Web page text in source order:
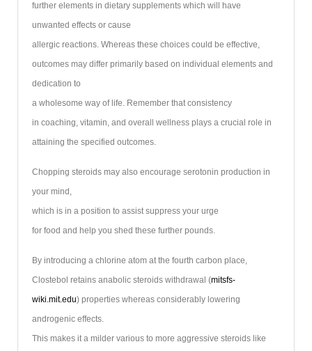
further elements in dietary supplements which will have
unwanted effects or cause
allergic reactions. Whereas these choices could be effective,
outcomes may differ primarily based on individual elements and
dedication to
a wholesome way of life. Remember that consistency
in coaching, vitamin, and overall wellness plays a crucial role in
attaining the specified outcomes.
Chopping steroids may also encourage serotonin production in
your mind,
which is in a position to assist suppress your urge
for food and help you shed these further pounds.
By introducing a chlorine atom at the fourth carbon place,
Clostebol retains anabolic steroids withdrawal (mitsfs-
wiki.mit.edu) properties whereas considerably lowering
androgenic effects.
This makes it a milder various to more aggressive steroids like